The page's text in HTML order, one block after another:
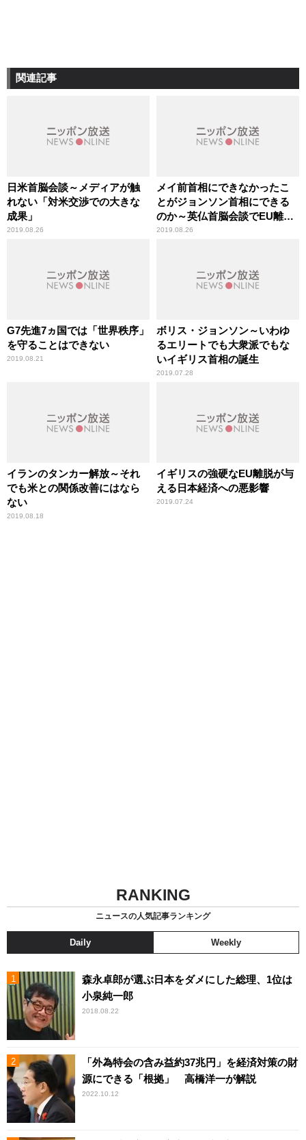
関連記事
日米首脳会談～メディアが触
れない「対米交渉での大きな
成果」
2019.08.26
メイ前首相にできなかったこ
とがジョンソン首相にできる
のか～英仏首脳会談でEU離脱
問題かけひき
2019.08.26
G7先進7ヵ国では「世界秩序」
を守ることはできない
2019.08.21
ボリス・ジョンソン～いわゆ
るエリートでも大衆派でもな
いイギリス首相の誕生
2019.07.28
イランのタンカー解放～それ
でも米との関係改善にはなら
ない
2019.08.18
イギリスの強硬なEU離脱が与
える日本経済への悪影響
2019.07.24
RANKING
ニュースの人気記事ランキング
Daily Weekly
森永卓郎が選ぶ日本をダメにした総理、1位は
小泉純一郎
2018.08.22
「外為特会の含み益約37兆円」を経済対策の財
源にできる「根拠」 高橋洋一が解説
2022.10.12